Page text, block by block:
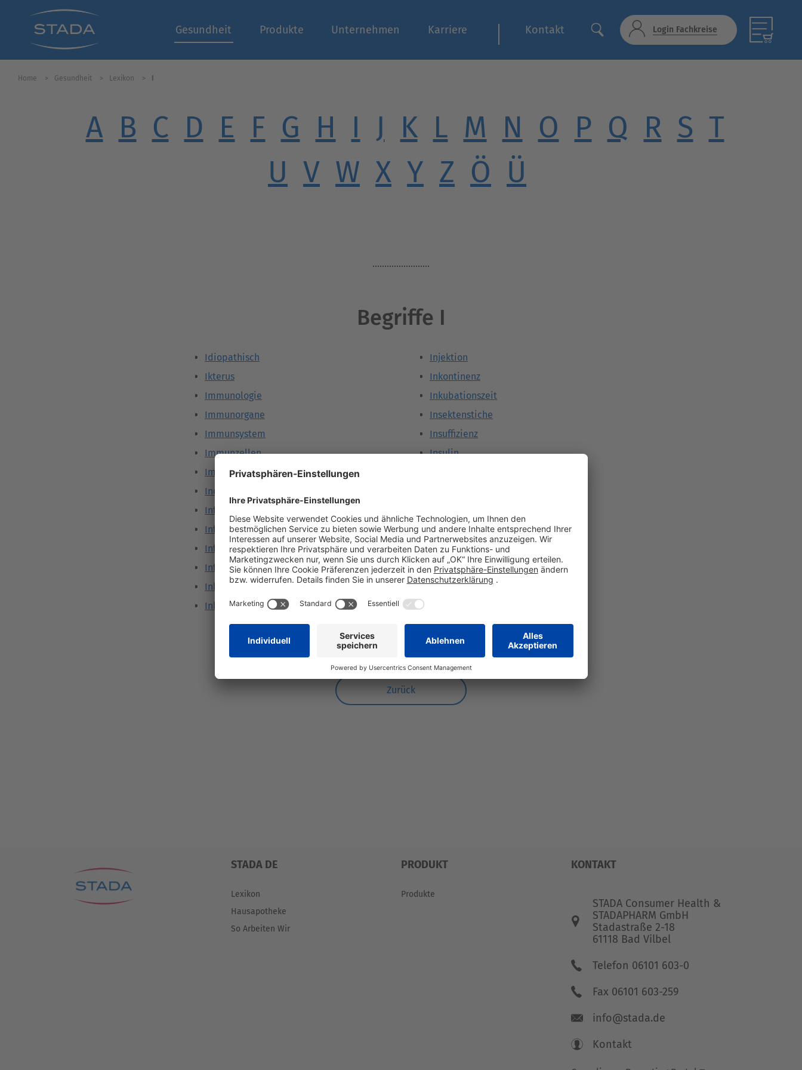
Gesundheit Produkte Unternehmen Karriere Kontakt Login Fachkreise
Home Gesundheit Lexikon I
A B C D E F G H I J K L M N O P Q R S T
U V W X Y Z Ö Ü
........................
Begriffe I
Idiopathisch
Ikterus
Immunologie
Immunorgane
Immunsystem
Immunzellen
Impfung
Indikation
Infektion
Inflammation
Influenza
Infusion
Inhalation
Inhaltsstoff-Deklaration
Injektion
Inkontinenz
Inkubationszeit
Insektenstiche
Insuffizienz
Insulin
Intoleranz
Intravenös
Inzidenz
Ischialgie
Zurück
STADA DE
Lexikon
Hausapotheke
So Arbeiten Wir
PRODUKT
Produkte
KONTAKT
STADA Consumer Health &
STADAPHARM GmbH
Stadastraße 2-18
61118 Bad Vilbel
Telefon 06101 603-0
Fax 06101 603-259
info@stada.de
Kontakt